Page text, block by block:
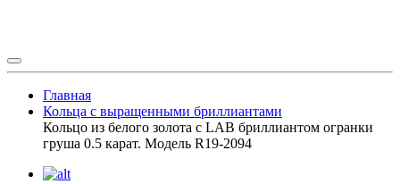
Главная
Кольца с выращенными бриллиантами
Кольцо из белого золота с LAB бриллиантом огранки
груша 0.5 карат. Модель R19-2094